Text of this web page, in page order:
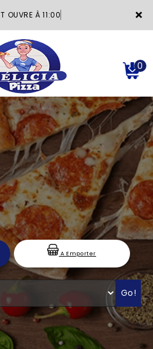
×
OUVRE À 11:00
0
A Emporter
Go!